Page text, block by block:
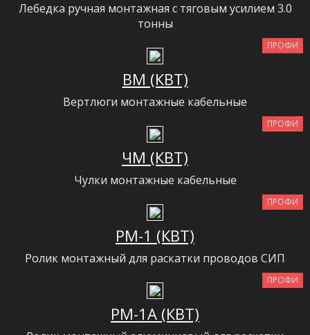
Лебедка ручная монтажная с тяговым усилием 3.0
тонны
ПРОФИ
ВМ (КВТ)
Вертлюги монтажные кабельные
ПРОФИ
ЧМ (КВТ)
Чулки монтажные кабельные
ПРОФИ
РМ-1 (КВТ)
Ролик монтажный для раскатки проводов СИП
ПРОФИ
РМ-1А (КВТ)